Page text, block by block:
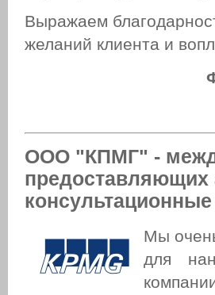
Выражаем
желаний клиента и
ООО "КПМГ" -
предоставляющих
консультационные
Мы
для